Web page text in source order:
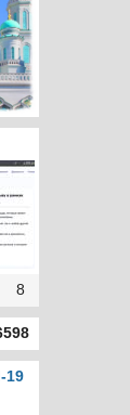
8
19